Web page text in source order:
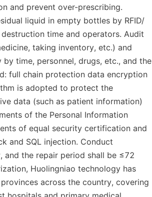
and prevent over-prescribing.
liquid in empty bottles by RFID/
time and operators. Audit
taking inventory, etc.) and
time, personnel, drugs, etc., and the
full chain protection data encryption
is adopted to protect the
data (such as patient information)
of the Personal Information
of equal security certification and
and SQL injection. Conduct
and the repair period shall be ≤72
Huolingniao technology has
across the country, covering